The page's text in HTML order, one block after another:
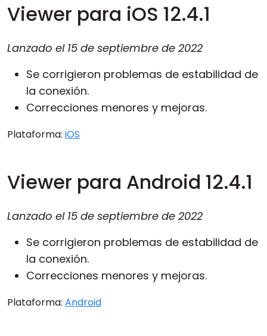
Viewer para iOS 12.4.1
Lanzado el 15 de septiembre de 2022
Se corrigieron problemas de estabilidad de
la conexión.
Correcciones menores y mejoras.
Plataforma: iOS
Viewer para Android 12.4.1
Lanzado el 15 de septiembre de 2022
Se corrigieron problemas de estabilidad de
la conexión.
Correcciones menores y mejoras.
Plataforma: Android